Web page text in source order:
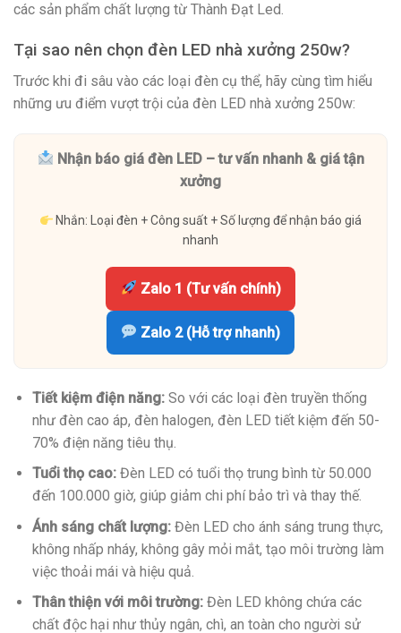
các sản phẩm chất lượng từ Thành Đạt Led.
Tại sao nên chọn đèn LED nhà xưởng 250w?
Trước khi đi sâu vào các loại đèn cụ thể, hãy cùng tìm hiểu
những ưu điểm vượt trội của đèn LED nhà xưởng 250w:
Nhận báo giá đèn LED – tư vấn nhanh & giá tận
xưởng
Nhắn: Loại đèn + Công suất + Số lượng để nhận báo giá
nhanh
Zalo 1 (Tư vấn chính)
Zalo 2 (Hỗ trợ nhanh)
Tiết kiệm điện năng:So với các loại đèn truyền thống
như đèn cao áp, đèn halogen, đèn LED tiết kiệm đến 50-
70% điện năng tiêu thụ.
Tuổi thọ cao:Đèn LED có tuổi thọ trung bình từ 50.000
đến 100.000 giờ, giúp giảm chi phí bảo trì và thay thế.
Ánh sáng chất lượng:Đèn LED cho ánh sáng trung thực,
không nhấp nháy, không gây mỏi mắt, tạo môi trường làm
việc thoải mái và hiệu quả.
Thân thiện với môi trường:Đèn LED không chứa các
chất độc hại như thủy ngân, chì, an toàn cho người sử